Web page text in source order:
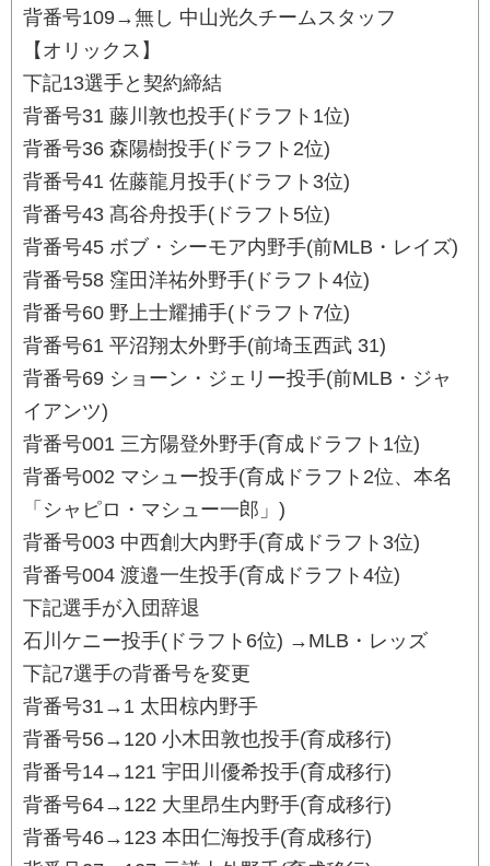
背番号109→無し 中山光久チームスタッフ
【オリックス】
下記13選手と契約締結
背番号31 藤川敦也投手(ドラフト1位)
背番号36 森陽樹投手(ドラフト2位)
背番号41 佐藤龍月投手(ドラフト3位)
背番号43 髙谷舟投手(ドラフト5位)
背番号45 ボブ・シーモア内野手(前MLB・レイズ)
背番号58 窪田洋祐外野手(ドラフト4位)
背番号60 野上士耀捕手(ドラフト7位)
背番号61 平沼翔太外野手(前埼玉西武 31)
背番号69 ショーン・ジェリー投手(前MLB・ジャ
イアンツ)
背番号001 三方陽登外野手(育成ドラフト1位)
背番号002 マシュー投手(育成ドラフト2位、本名
「シャピロ・マシュー一郎」)
背番号003 中西創大内野手(育成ドラフト3位)
背番号004 渡邉一生投手(育成ドラフト4位)
下記選手が入団辞退
石川ケニー投手(ドラフト6位) →MLB・レッズ
下記7選手の背番号を変更
背番号31→1 太田椋内野手
背番号56→120 小木田敦也投手(育成移行)
背番号14→121 宇田川優希投手(育成移行)
背番号64→122 大里昂生内野手(育成移行)
背番号46→123 本田仁海投手(育成移行)